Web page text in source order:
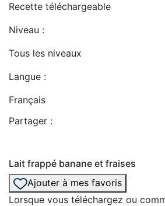
Recette téléchargeable
Niveau :
Tous les niveaux
Langue :
Français
Partager :
Lait frappé banane et fraises
Ajouter à mes favoris
Lorsque vous téléchargez ou